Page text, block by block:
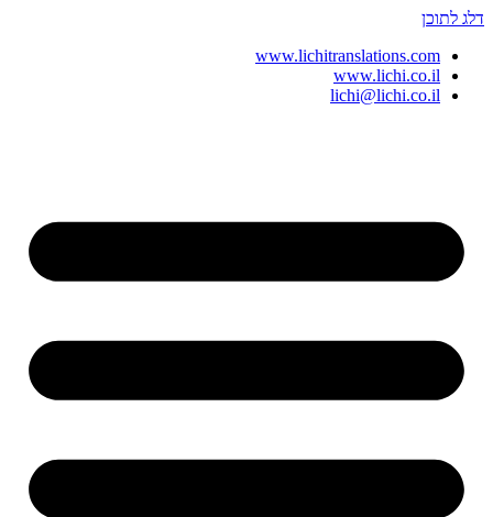
דלג לתוכן
www.lichitranslations.com
www.lichi.co.il
lichi@lichi.co.il